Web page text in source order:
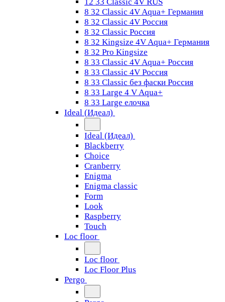
8 32 Classic 4V Aqua+ Германия
8 32 Classic 4V Россия
8 32 Classic Россия
8 32 Kingsize 4V Aqua+ Германия
8 32 Pro Kingsize
8 33 Classic 4V Aqua+ Россия
8 33 Classic 4V Россия
8 33 Classic без фаски Россия
8 33 Large 4 V Aqua+
8 33 Large елочка
Ideal (Идеал)
Ideal (Идеал)
Blackberry
Choice
Cranberry
Enigma
Enigma classic
Form
Look
Raspberry
Touch
Loc floor
Loc floor
Loc Floor Plus
Pergo